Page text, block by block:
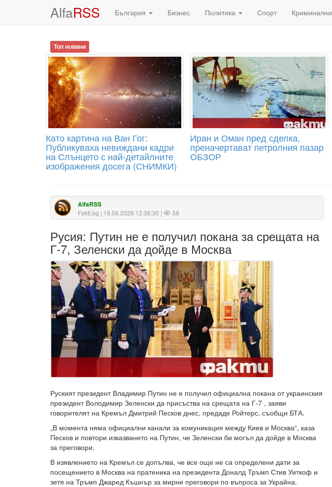
AlfaRSS България Бизнес Политика Спорт Криминални
Топ новини
Като картина на Ван Гог:
Публикуваха невиждани кадри
на Слънцето с най-детайлните
изображения досега (СНИМКИ)
Иран и Оман пред сделка,
преначертават петролния пазар
ОБЗОР
AlfaRSS
Fakti.bg | 16.06.2026 12:36:30 | 58
Русия: Путин не е получил покана за срещата на
Г-7, Зеленски да дойде в Москва
Руският президент Владимир Путин не е получил официална покана от украинския
президент Володимир Зеленски да присъства на срещата на Г-7 , заяви
говорителят на Кремъл Дмитрий Песков днес, предаде Ройтерс, съобщи БТА.
„В момента няма официални канали за комуникация между Киев и Москва“, каза
Песков и повтори изказването на Путин, че Зеленски би могъл да дойде в Москва
за преговори.
В изявлението на Кремъл се допълва, че все още не са определени дати за
посещението в Москва на пратеника на президента Доналд Тръмп Стив Уиткоф и
зетя на Тръмп Джаред Къшнър за мирни преговори по въпроса за Украйна.